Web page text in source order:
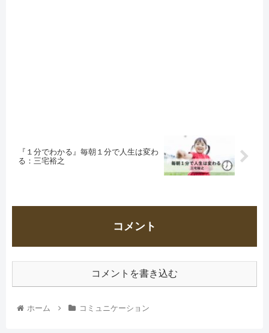
『１分でわかる』毎朝１分で人生は変わ
る：三宅裕之
コメント
コメントを書き込む
ホーム コミュニケーション